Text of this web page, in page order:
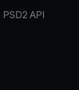
PSD2 API